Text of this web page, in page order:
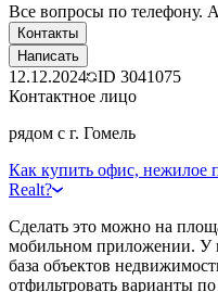
Все вопросы по телефону.
Контакты
Написать
12.12.2024 ID 3041075
Контактное лицо
рядом с г. Гомель
Как купить офис, нежилое
Realt?
Сделать это можно на
мобильном приложении. У
база объектов
отфильтровать варианты